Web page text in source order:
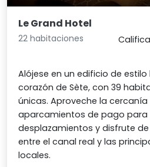
Le Grand Hotel
22 habitaciones
Alójese en un edificio de
corazón de Sète, con 39
únicas. Aproveche la cercanía
aparcamientos de pago para
desplazamientos y disfrute
entre el canal real y las
locales.